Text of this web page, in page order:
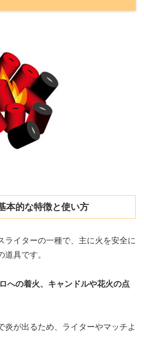
本的な特徴と使い方
ライターの一種で、主に火を安全に
道具です。
への着火、キャンドルや花火の点
炎が出るため、ライターやマッチよ